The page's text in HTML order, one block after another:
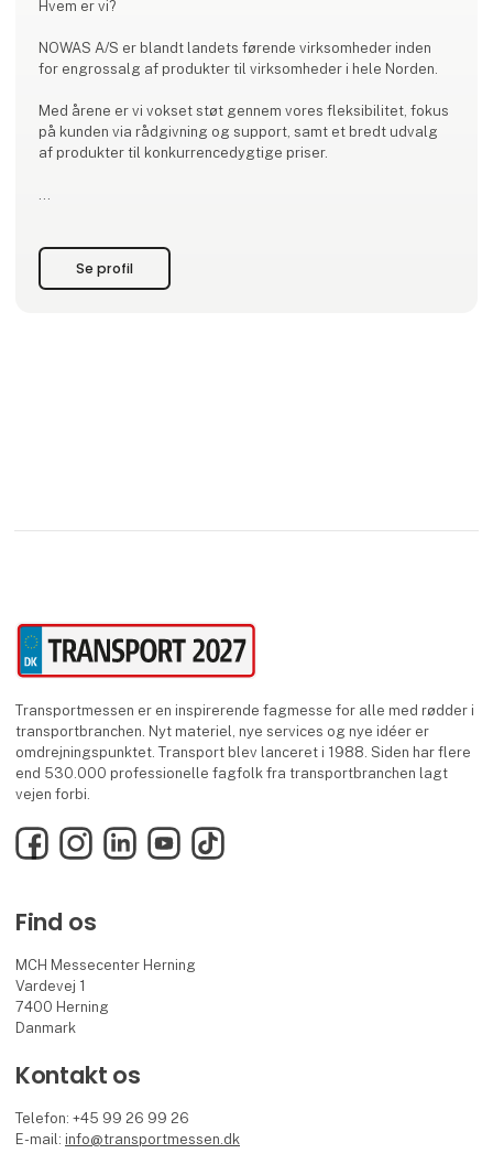
Hvem er vi?
NOWAS A/S er blandt landets førende virksomheder inden
for engrossalg af produkter til virksomheder i hele Norden.
Med årene er vi vokset støt gennem vores fleksibilitet, fokus
på kunden via rådgivning og support, samt et bredt udvalg
af produkter til konkurrencedygtige priser.
selskaber og virksomheder.
Se profil
Transportmessen er en inspirerende fagmesse for alle med rødder i
transportbranchen. Nyt materiel, nye services og nye idéer er
omdrejningspunktet. Transport blev lanceret i 1988. Siden har flere
end 530.000 professionelle fagfolk fra transportbranchen lagt
vejen forbi.
FacebookInstagramLinkedInYouTubeTikTok
Find os
MCH Messecenter Herning
Vardevej 1
7400 Herning
Danmark
Kontakt os
Telefon: +45 99 26 99 26
E-mail: info@transportmessen.dk